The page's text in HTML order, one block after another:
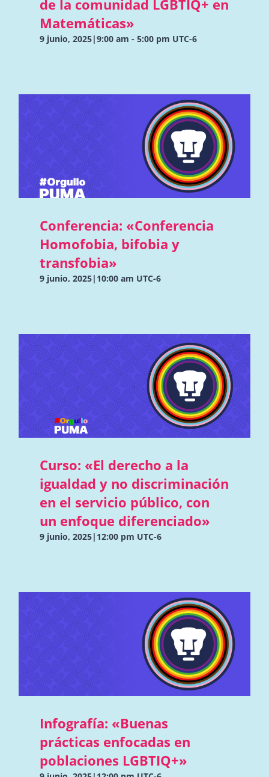
de la comunidad LGBTIQ+ en
Matemáticas»
9 junio, 2025|9:00 am - 5:00 pm UTC-6
Conferencia: «Conferencia
Homofobia, bifobia y
transfobia»
9 junio, 2025|10:00 am UTC-6
Curso: «El derecho a la
igualdad y no discriminación
en el servicio público, con
un enfoque diferenciado»
9 junio, 2025|12:00 pm UTC-6
Infografía: «Buenas
prácticas enfocadas en
poblaciones LGBTIQ+»